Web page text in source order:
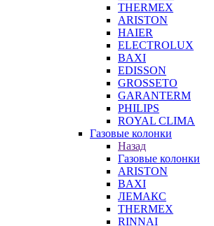
THERMEX
ARISTON
HAIER
ELECTROLUX
BAXI
EDISSON
GROSSETO
GARANTERM
PHILIPS
ROYAL CLIMA
Газовые колонки
Назад
Газовые колонки
ARISTON
BAXI
ЛЕМАКС
THERMEX
RINNAI